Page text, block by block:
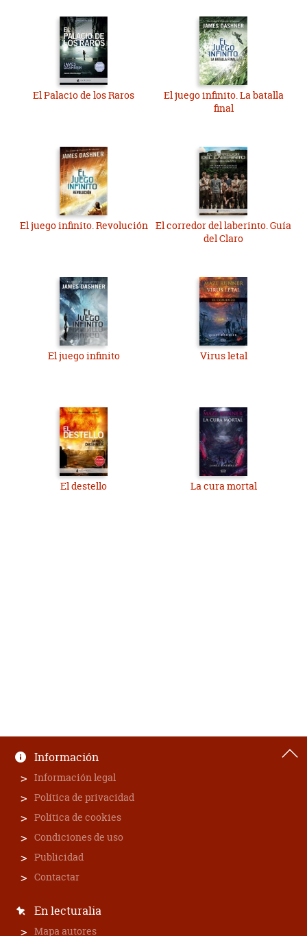
El Palacio de los Raros
El juego infinito. La batalla
final
El juego infinito. Revolución
El corredor del laberinto. Guía
del Claro
El juego infinito Virus letal
El destello La cura mortal
Información
Información legal
Política de privacidad
Política de cookies
Condiciones de uso
Publicidad
Contactar
En lecturalia
Mapa autores